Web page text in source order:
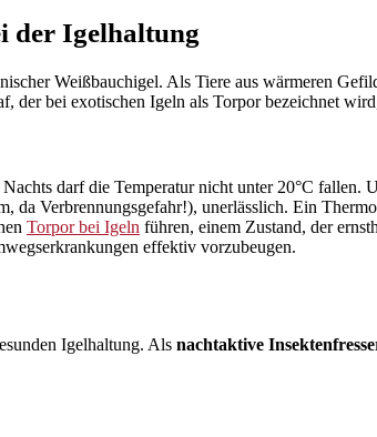
der Igelhaltung
Weißbauchigel. Als Tiere aus wärmeren
der bei exotischen Igeln als Torpor bezeichnet
darf die Temperatur nicht unter 20°C fallen.
da Verbrennungsgefahr!), unerlässlich. Ein
Torpor bei Igeln führen, einem Zustand, der
effektiv vorzubeugen.
Igelhaltung. Als nachtaktive